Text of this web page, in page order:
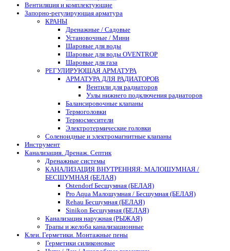
Вентиляция и комплектующие
Запорно-регулирующая арматура
КРАНЫ
Дренажные / Садовые
Установочные / Мини
Шаровые для воды
Шаровые для воды OVENTROP
Шаровые для газа
РЕГУЛИРУЮЩАЯ АРМАТУРА
АРМАТУРА ДЛЯ РАДИАТОРОВ
Вентили для радиаторов
Узлы нижнего подключения радиаторов
Балансировочные клапаны
Термоголовки
Термосмесители
Электротермические головки
Соленоидные и электромагнитные клапаны
Инструмент
Канализация. Дренаж. Септик
Дренажные системы
КАНАЛИЗАЦИЯ ВНУТРЕННЯЯ: МАЛОШУМНАЯ /
БЕСШУМНАЯ (БЕЛАЯ)
Ostendorf Бесшумная (БЕЛАЯ)
Pro Aqua Малошумная / Бесшумная (БЕЛАЯ)
Rehau Бесшумная (БЕЛАЯ)
Sinikon Бесшумная (БЕЛАЯ)
Канализация наружная (РЫЖАЯ)
Трапы и желоба канализационные
Клеи. Герметики. Монтажные пены
Герметики силиконовые